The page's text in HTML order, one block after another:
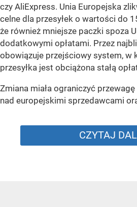
czy AliExpress. Unia Europejska
celne dla przesyłek o wartości do
że również mniejsze paczki spoza
dodatkowymi opłatami. Przez
obowiązuje przejściowy system, w
przesyłka jest obciążona stałą
Zmiana miała ograniczyć
nad europejskimi sprzedawcami
CZYTAJ